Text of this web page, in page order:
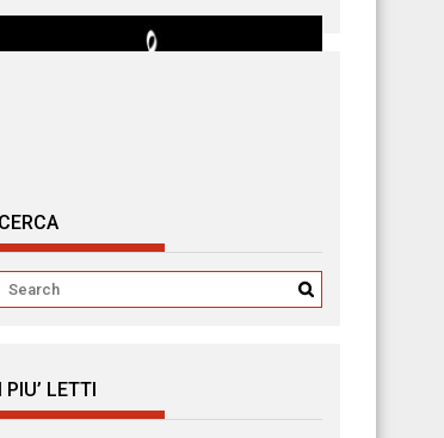
CERCA
I PIU’ LETTI